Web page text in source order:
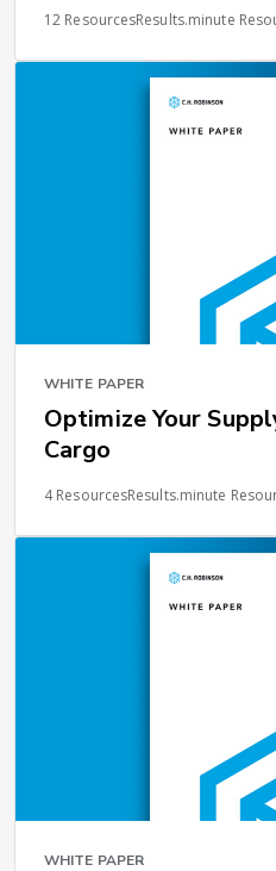
12 ResourcesResults.minute
WHITE PAPER
Optimize Your
Cargo
4 ResourcesResults.minute
WHITE PAPER